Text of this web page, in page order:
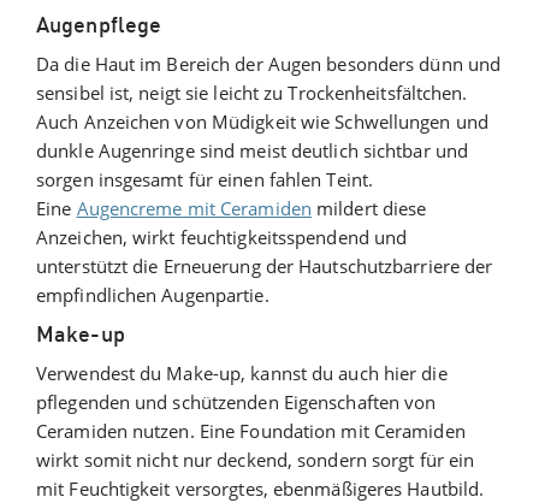
Augenpflege
Da die Haut im Bereich der Augen besonders dünn und
sensibel ist, neigt sie leicht zu Trockenheitsfältchen.
Auch Anzeichen von Müdigkeit wie Schwellungen und
dunkle Augenringe sind meist deutlich sichtbar und
sorgen insgesamt für einen fahlen Teint.
Eine Augencreme mit Ceramiden mildert diese
Anzeichen, wirkt feuchtigkeitsspendend und
unterstützt die Erneuerung der Hautschutzbarriere der
empfindlichen Augenpartie.
Make-up
Verwendest du Make-up, kannst du auch hier die
pflegenden und schützenden Eigenschaften von
Ceramiden nutzen. Eine Foundation mit Ceramiden
wirkt somit nicht nur deckend, sondern sorgt für ein
mit Feuchtigkeit versorgtes, ebenmäßigeres Hautbild.